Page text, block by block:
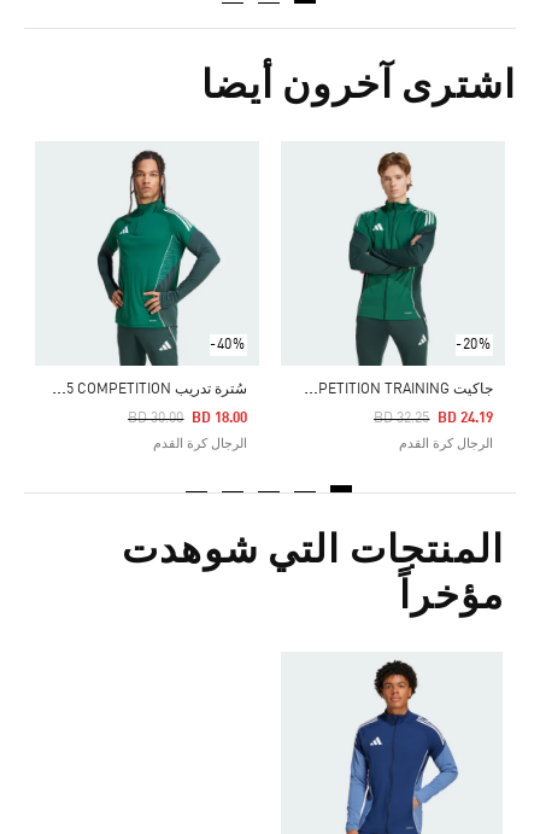
اشترى آخرون أيضا
-20%
ج
اكيت TIRO 25 COMPETITION TRAINING
Price Reduced From
BD 32.25
To BD 24.19
الرجال كرة القدم
-40%
س
ُترة تدريب TIRO 25 COMPETITION
Price Reduced From
BD 30.00
To BD 18.00
الرجال كرة القدم
Price Reduced From
المنتجات التي شوهدت
مؤخراً